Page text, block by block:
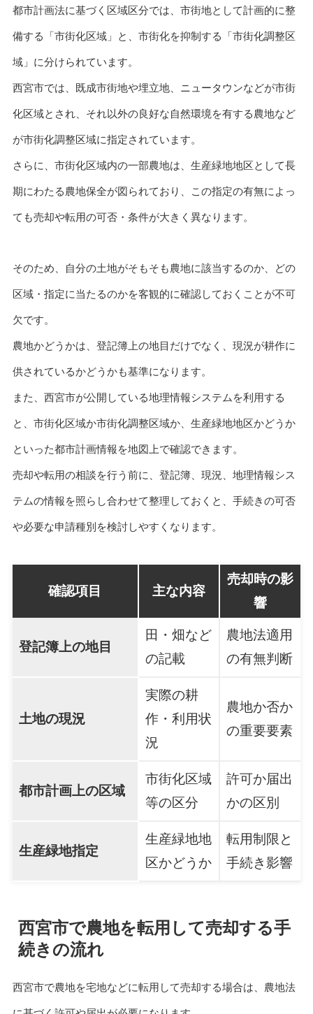
都市計画法に基づく区域区分では、市街地として計画的に整
備する「市街化区域」と、市街化を抑制する「市街化調整区
域」に分けられています。
西宮市では、既成市街地や埋立地、ニュータウンなどが市街
化区域とされ、それ以外の良好な自然環境を有する農地など
が市街化調整区域に指定されています。
さらに、市街化区域内の一部農地は、生産緑地地区として長
期にわたる農地保全が図られており、この指定の有無によっ
ても売却や転用の可否・条件が大きく異なります。
そのため、自分の土地がそもそも農地に該当するのか、どの
区域・指定に当たるのかを客観的に確認しておくことが不可
欠です。
農地かどうかは、登記簿上の地目だけでなく、現況が耕作に
供されているかどうかも基準になります。
また、西宮市が公開している地理情報システムを利用する
と、市街化区域か市街化調整区域か、生産緑地地区かどうか
といった都市計画情報を地図上で確認できます。
売却や転用の相談を行う前に、登記簿、現況、地理情報シス
テムの情報を照らし合わせて整理しておくと、手続きの可否
や必要な申請種別を検討しやすくなります。
確認項目 主な内容
売却時の影
響
登記簿上の地目
田・畑など
の記載
農地法適用
の有無判断
土地の現況
実際の耕
作・利用状
況
農地か否か
の重要要素
都市計画上の区域
市街化区域
等の区分
許可か届出
かの区別
生産緑地指定
生産緑地地
区かどうか
転用制限と
手続き影響
西宮市で農地を転用して売却する手
続きの流れ
西宮市で農地を宅地などに転用して売却する場合は、農地法